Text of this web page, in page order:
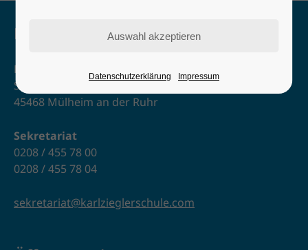
Kontakt
Karl-Ziegler-Schule
Schulstr. 2–6
45468 Mülheim an der Ruhr
Sekretariat
0208 / 455 78 00
0208 / 455 78 04
sekretariat@karlzieglerschule.com
Datenschutzerklärung Impressum